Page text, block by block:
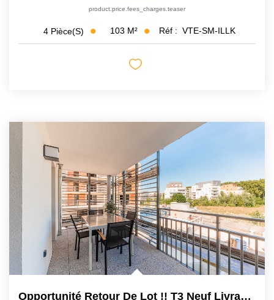
product.price.fees_charges.teaser
4 Pièce(s) 103 M² Réf : VTE-SM-ILLK
Opportunité Retour De Lot !! T3 Neuf Livrable De Suite....